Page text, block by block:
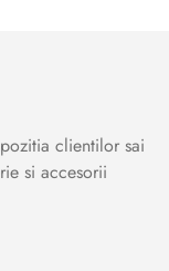
clientilor sai
si accesorii